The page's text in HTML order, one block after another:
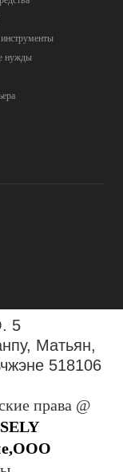
нужды
5
Матьян,
518106
права @